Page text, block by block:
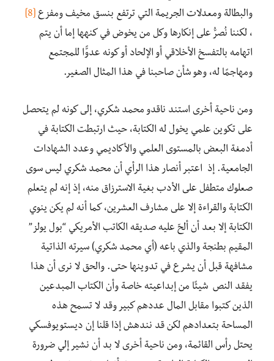
والبطالة ومعدلات الجريمة التي ترتفع بنسق مخيف ومفزع [8]
، لكننا نُصرُّ على إنكارها وكل من يخوض في كنهها إما أن يتم
اتهامه بالتفسخ الأخلاقي أو الإلحاد أو كونه عدوًّا للمجتمع
ومهاجمًا له، وهو شأن صاحبنا في هذا المثال الصغير.
ومن ناحية أخرى استند ناقدو محمد شكري، إلى كونه لم يتحصل
على تكوين علمي يخول له الكتابة، حيث ارتبطت الكتابة في
أدمغة البعض بالمستوى العلمي والأكاديمي وعدد الشهادات
الجامعية. إذ اعتبر أنصار هذا الرأي أن محمد شكري ليس سوى
صعلوك متطفل على الأدب بغية الاسترزاق منه، إذ إنه لم يتعلم
الكتابة والقراءة إلا على مشارف العشرين، كما أنه لم يكن ينوي
الكتابة إلا بعد أن ألحّ عليه صديقه الكاتب الأمريكي “بول يولز”
المقيم بطنجة والذي باعه (أي محمد شكري) سيرته الذاتية
مشافهة قبل أن يشرع في تدوينها حتى. والحق لا نرى أن هذا
يفقد النص شيئًا من إبداعيته خاصة وأن الكتاب المبدعين
الذين كتبوا مقابل المال عددهم كبير وقد لا تسمح هذه
المساحة بتعدادهم لكن قد نندهش إذا قلنا إن ديستويوفسكي
يحتل رأس القائمة، ومن ناحية أخرى لا بد أن نشير إلي ضرورة